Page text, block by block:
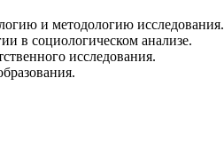
и методологию исследования.
в социологическом анализе.
исследования.